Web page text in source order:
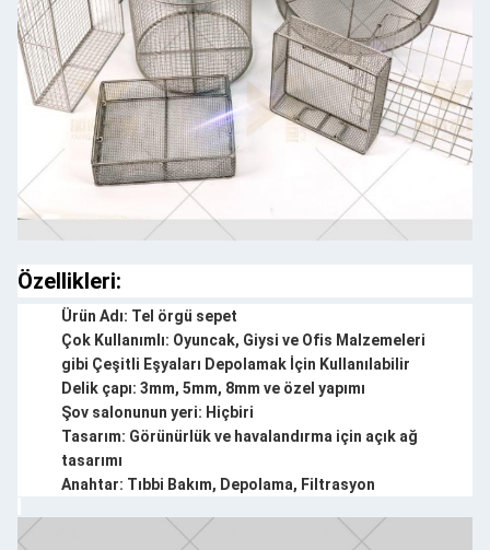
Özellikleri:
Ürün Adı: Tel örgü sepet
Çok Kullanımlı: Oyuncak, Giysi ve Ofis Malzemeleri
gibi Çeşitli Eşyaları Depolamak İçin Kullanılabilir
Delik çapı: 3mm, 5mm, 8mm ve özel yapımı
Şov salonunun yeri: Hiçbiri
Tasarım: Görünürlük ve havalandırma için açık ağ
tasarımı
Anahtar: Tıbbi Bakım, Depolama, Filtrasyon